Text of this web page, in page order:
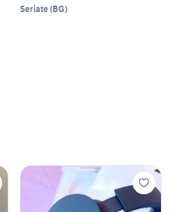
Seriate(BG)